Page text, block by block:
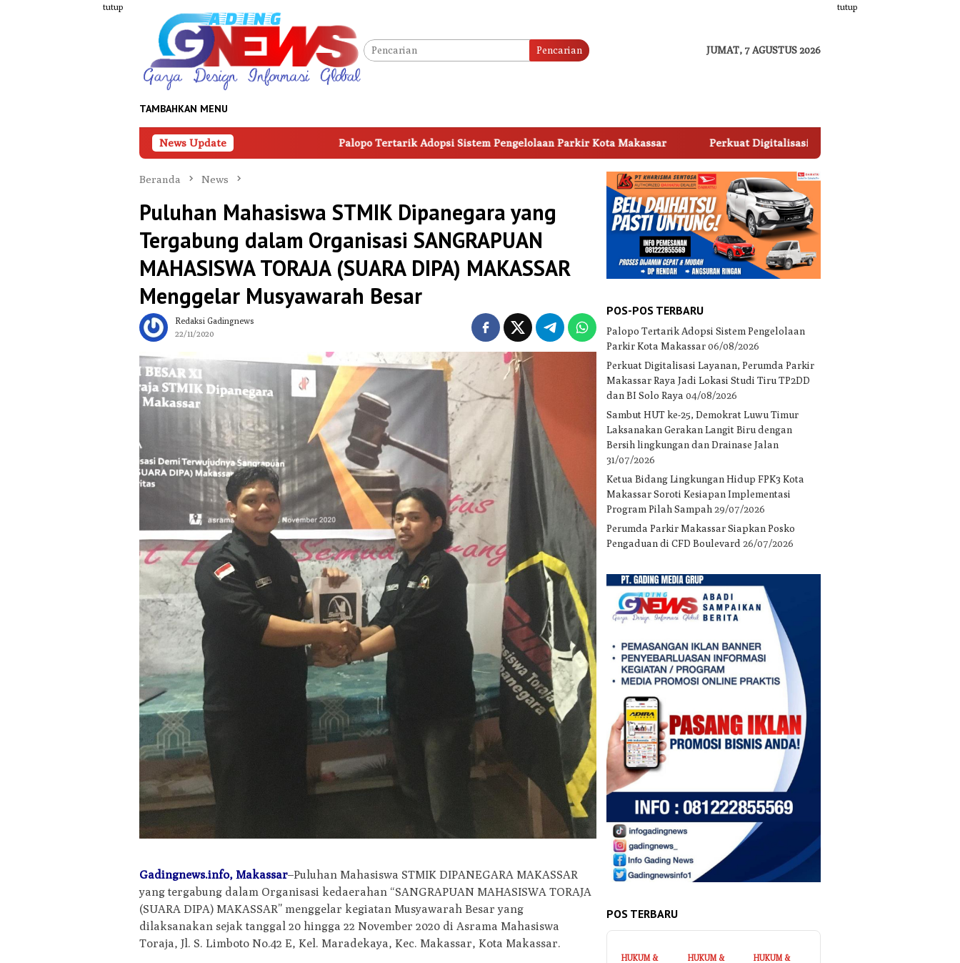
tutup tutup
Pencarian JUMAT, 7 AGUSTUS 2026
TAMBAHKAN MENU
News Update Palopo Tertarik Adopsi Sistem Pengelolaan Parkir Kota Makassar Perkuat Digitalisasi Layanan, Perumda Parkir Makassar Raya
Beranda News
Puluhan Mahasiswa STMIK Dipanegara yang
Tergabung dalam Organisasi SANGRAPUAN
MAHASISWA TORAJA (SUARA DIPA) MAKASSAR
Menggelar Musyawarah Besar
Redaksi Gadingnews
22/11/2020
Gadingnews.info, Makassar–Puluhan Mahasiswa STMIK DIPANEGARA MAKASSAR
yang tergabung dalam Organisasi kedaerahan “SANGRAPUAN MAHASISWA TORAJA
(SUARA DIPA) MAKASSAR” menggelar kegiatan Musyawarah Besar yang
dilaksanakan sejak tanggal 20 hingga 22 November 2020 di Asrama Mahasiswa
Toraja, Jl. S. Limboto No.42 E, Kel. Maradekaya, Kec. Makassar, Kota Makassar.
POS-POS TERBARU
Palopo Tertarik Adopsi Sistem Pengelolaan
Parkir Kota Makassar 06/08/2026
Perkuat Digitalisasi Layanan, Perumda Parkir
Makassar Raya Jadi Lokasi Studi Tiru TP2DD
dan BI Solo Raya 04/08/2026
Sambut HUT ke-25, Demokrat Luwu Timur
Laksanakan Gerakan Langit Biru dengan
Bersih lingkungan dan Drainase Jalan
31/07/2026
Ketua Bidang Lingkungan Hidup FPK3 Kota
Makassar Soroti Kesiapan Implementasi
Program Pilah Sampah 29/07/2026
Perumda Parkir Makassar Siapkan Posko
Pengaduan di CFD Boulevard 26/07/2026
POS TERBARU
HUKUM &
HUKUM &
HUKUM &